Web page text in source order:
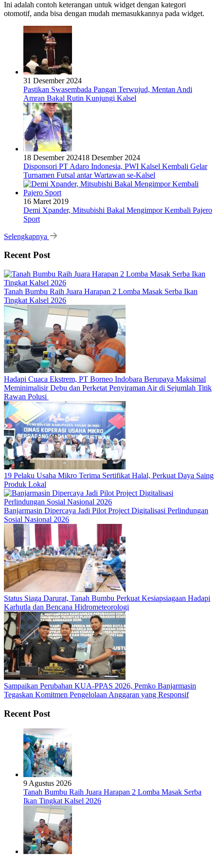
Ini adalah contoh keterangan untuk widget dengan kategori
otomotif, anda bisa dengan mudah memasukkannya pada widget.
31 Desember 2024
Pastikan Swasembada Pangan Terwujud, Mentan Andi
Amran Bakal Rutin Kunjungi Kalsel
18 Desember 202418 Desember 2024
Disponsori PT Adaro Indonesia, PWI Kalsel Kembali Gelar
Turnamen Futsal antar Wartawan se-Kalsel
16 Maret 2019
Demi Xpander, Mitsubishi Bakal Mengimpor Kembali Pajero
Sport
Selengkapnya
Recent Post
Tanah Bumbu Raih Juara Harapan 2 Lomba Masak Serba Ikan
Tingkat Kalsel 2026
Hadapi Cuaca Ekstrem, PT Borneo Indobara Berupaya Maksimal
Meminimalisir Debu dan Perketat Penyiraman Air di Sejumlah Titik
Rawan Polusi
19 Pelaku Usaha Mikro Terima Sertifikat Halal, Perkuat Daya Saing
Produk Lokal
Banjarmasin Dipercaya Jadi Pilot Project Digitalisasi Perlindungan
Sosial Nasional 2026
Status Siaga Darurat, Tanah Bumbu Perkuat Kesiapsiagaan Hadapi
Karhutla dan Bencana Hidrometeorologi
Sampaikan Perubahan KUA-PPAS 2026, Pemko Banjarmasin
Tegaskan Komitmen Pengelolaan Anggaran yang Responsif
Recent Post
9 Agustus 2026
Tanah Bumbu Raih Juara Harapan 2 Lomba Masak Serba
Ikan Tingkat Kalsel 2026